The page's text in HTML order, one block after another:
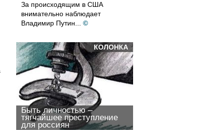
За происходящим в США
внимательно наблюдает
Владимир Путин...
©
КОЛОНКА
Быть личностью –
тягчайшее преступление
для россиян